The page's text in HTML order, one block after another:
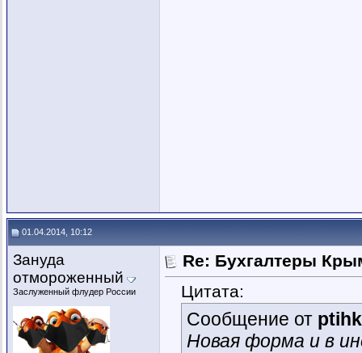
01.04.2014, 10:12
Зануда
отмороженный
Заслуженный флудер России
Re: Бухгалтеры
Цитата:
Сообщение от
Новая форма и в